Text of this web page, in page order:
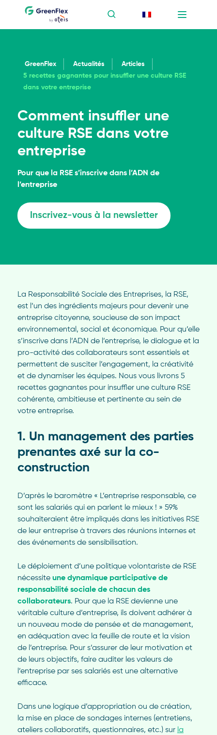
GreenFlex Actualités
Articles
5 recettes gagnantes pour insuffler une culture RSE
dans votre entreprise
Comment insuffler une
culture RSE dans votre
entreprise
Pour que la RSE s’inscrive dans l’ADN de
l’entreprise
Inscrivez-vous à la newsletter
La Responsabilité Sociale des Entreprises, la RSE,
est l’un des ingrédients majeurs pour devenir une
entreprise citoyenne, soucieuse de son impact
environnemental, social et économique. Pour qu’elle
s’inscrive dans l’ADN de l’entreprise, le dialogue et la
pro-activité des collaborateurs sont essentiels et
permettent de susciter l’engagement, la créativité
et de dynamiser les équipes. Nous vous livrons 5
recettes gagnantes pour insuffler une culture RSE
cohérente, ambitieuse et pertinente au sein de
votre entreprise.
1. Un management des parties
prenantes axé sur la co-
construction
D’après le baromètre « L’entreprise responsable, ce
sont les salariés qui en parlent le mieux ! » 59%
souhaiteraient être impliqués dans les initiatives RSE
de leur entreprise à travers des réunions internes et
des événements de sensibilisation.
Le déploiement d’une politique volontariste de RSE
nécessite une dynamique participative de
responsabilité sociale de chacun des
collaborateurs. Pour que la RSE devienne une
véritable culture d’entreprise, ils doivent adhérer à
un nouveau mode de pensée et de management,
en adéquation avec la feuille de route et la vision
de l’entreprise. Pour s’assurer de leur motivation et
de leurs objectifs, faire auditer les valeurs de
l’entreprise par ses salariés est une alternative
efficace.
Dans une logique d’appropriation ou de création,
la mise en place de sondages internes (entretiens,
ateliers collaboratifs, questionnaires, etc.) sur la